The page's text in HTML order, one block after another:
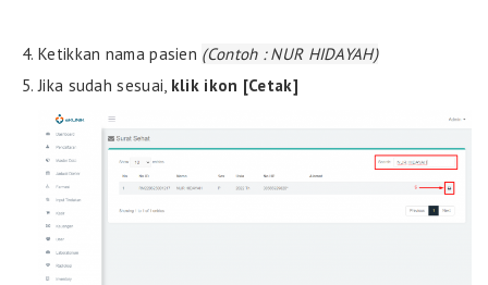
Ketikkan nama pasien (Contoh : NUR HIDAYAH)
Jika sudah sesuai, klik ikon [Cetak]